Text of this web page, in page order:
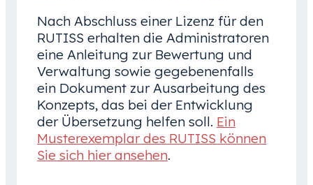
Nach Abschluss einer Lizenz für den
RUTISS erhalten die Administratoren
eine Anleitung zur Bewertung und
Verwaltung sowie gegebenenfalls
ein Dokument zur Ausarbeitung des
Konzepts, das bei der Entwicklung
der Übersetzung helfen soll. Ein
Musterexemplar des RUTISS können
Sie sich hier ansehen.